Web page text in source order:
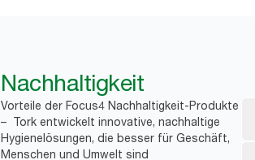
Nachhaltigkeit
Vorteile der Focus4 Nachhaltigkeit-Produkte
– Tork entwickelt innovative, nachhaltige
Hygienelösungen, die besser für Geschäft,
Menschen und Umwelt sind